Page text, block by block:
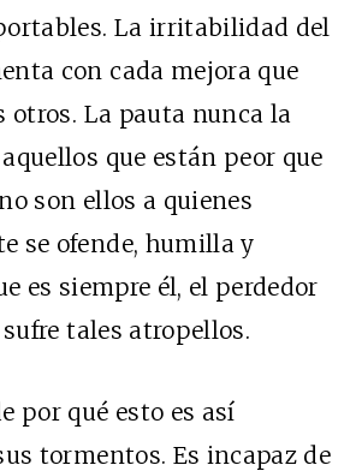
La irritabilidad del
con cada mejora que
otros. La pauta nunca la
que están peor que
son ellos a quienes
se ofende, humilla y
es siempre él, el perdedor
tales atropellos.
por qué esto es así
tormentos. Es incapaz de